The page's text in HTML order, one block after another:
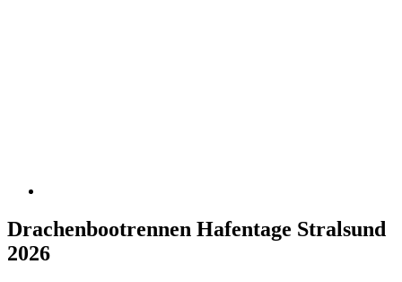
Drachenbootrennen Hafentage Stralsund
2026